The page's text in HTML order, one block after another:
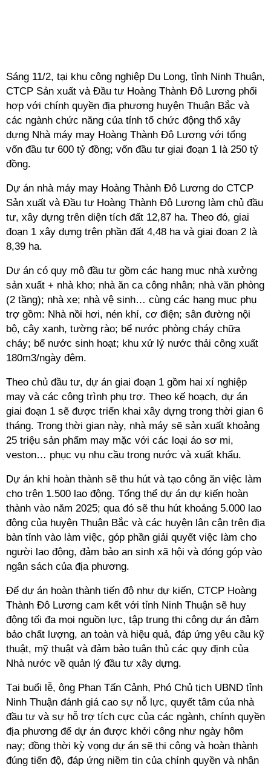
Sáng 11/2, tại khu công nghiệp Du Long, tỉnh Ninh Thuận,
CTCP Sản xuất và Đầu tư Hoàng Thành Đô Lương phối
hợp với chính quyền địa phương huyện Thuận Bắc và
các ngành chức năng của tỉnh tổ chức động thổ xây
dựng Nhà máy may Hoàng Thành Đô Lương với tổng
vốn đầu tư 600 tỷ đồng; vốn đầu tư giai đoạn 1 là 250 tỷ
đồng.
Dự án nhà máy may Hoàng Thành Đô Lương do CTCP
Sản xuất và Đầu tư Hoàng Thành Đô Lương làm chủ đầu
tư, xây dựng trên diện tích đất 12,87 ha. Theo đó, giai
đoạn 1 xây dựng trên phần đất 4,48 ha và giai đoan 2 là
8,39 ha.
Dự án có quy mô đầu tư gồm các hạng mục nhà xưởng
sản xuất + nhà kho; nhà ăn ca công nhân; nhà văn phòng
(2 tầng); nhà xe; nhà vệ sinh… cùng các hạng mục phụ
trợ gồm: Nhà nồi hơi, nén khí, cơ điện; sân đường nội
bộ, cây xanh, tường rào; bể nước phòng cháy chữa
cháy; bể nước sinh hoạt; khu xử lý nước thải công xuất
180m3/ngày đêm.
Theo chủ đầu tư, dự án giai đoạn 1 gồm hai xí nghiệp
may và các công trình phụ trợ. Theo kế hoạch, dự án
giai đoạn 1 sẽ được triển khai xây dựng trong thời gian 6
tháng. Trong thời gian này, nhà máy sẽ sản xuất khoảng
25 triệu sản phẩm may mặc với các loại áo sơ mi,
veston… phục vụ nhu cầu trong nước và xuất khẩu.
Dự án khi hoàn thành sẽ thu hút và tạo công ăn việc làm
cho trên 1.500 lao động. Tổng thể dự án dự kiến hoàn
thành vào năm 2025; qua đó sẽ thu hút khoảng 5.000 lao
động của huyện Thuận Bắc và các huyện lân cận trên địa
bàn tỉnh vào làm việc, góp phần giải quyết việc làm cho
người lao động, đảm bảo an sinh xã hội và đóng góp vào
ngân sách của địa phương.
Để dự án hoàn thành tiến độ như dự kiến, CTCP Hoàng
Thành Đô Lương cam kết với tỉnh Ninh Thuận sẽ huy
động tối đa mọi nguồn lực, tập trung thi công dự án đảm
bảo chất lượng, an toàn và hiệu quả, đáp ứng yêu cầu kỹ
thuật, mỹ thuật và đảm bảo tuân thủ các quy định của
Nhà nước về quản lý đầu tư xây dựng.
Tại buổi lễ, ông Phan Tấn Cảnh, Phó Chủ tịch UBND tỉnh
Ninh Thuận đánh giá cao sự nỗ lực, quyết tâm của nhà
đầu tư và sự hỗ trợ tích cực của các ngành, chính quyền
địa phương để dự án được khởi công như ngày hôm
nay; đồng thời kỳ vọng dự án sẽ thi công và hoàn thành
đúng tiến độ, đáp ứng niềm tin của chính quyền và nhân